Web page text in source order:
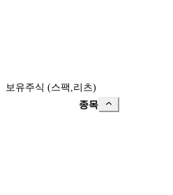
보유주식 (스팩,리츠)
종목